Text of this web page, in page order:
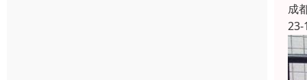
成
23-